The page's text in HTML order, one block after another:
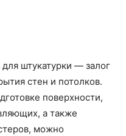
штукатурки — залог
стен и потолков.
поверхности,
а также
можно